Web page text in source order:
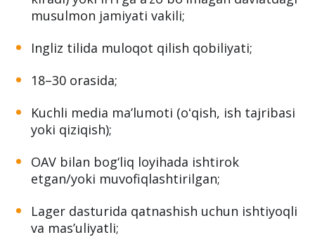
musulmon jamiyati vakili;
Ingliz tilida muloqot qilish qobiliyati;
18–30 orasida;
Kuchli media maʼlumoti (oʻqish, ish tajribasi
yoki qiziqish);
OAV bilan bog‘liq loyihada ishtirok
etgan/yoki muvofiqlashtirilgan;
Lager dasturida qatnashish uchun ishtiyoqli
va mas’uliyatli;